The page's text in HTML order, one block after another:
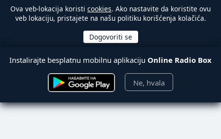
Ova veb-lokacija koristi cookies. Ako nastavite da koristite ovu
veb lokaciju, pristajete na našu politiku korišćenja kolačića.
Instalirajte besplatnu mobilnu aplikaciju Online Radio Box
Ne, hvala